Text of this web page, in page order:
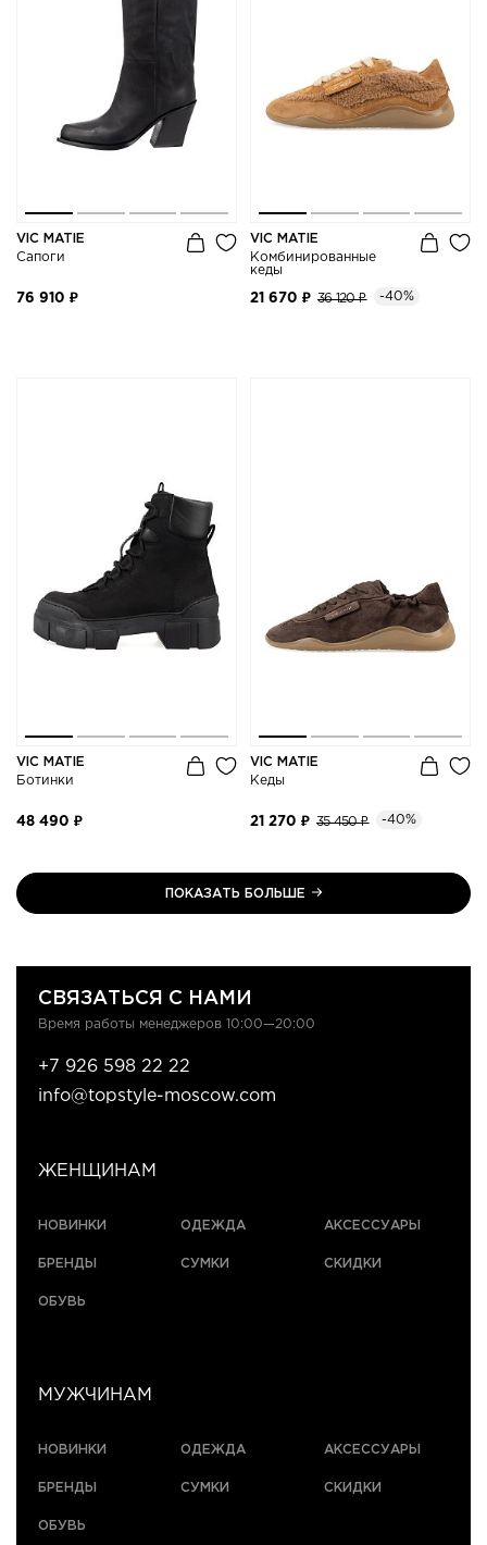
VIC MATIE
Сапоги
76 910 ₽
VIC MATIE
Комбинированные
кеды
21 670 ₽ 36 120 ₽ -40%
VIC MATIE
Ботинки
48 490 ₽
VIC MATIE
Кеды
21 270 ₽ 35 450 ₽ -40%
ПОКАЗАТЬ БОЛЬШЕ
ЖЕНЩИНАМ
НОВИНКИ
БРЕНДЫ
ОБУВЬ
ОДЕЖДА
СУМКИ
АКСЕССУАРЫ
СКИДКИ
МУЖЧИНАМ
НОВИНКИ
БРЕНДЫ
ОБУВЬ
ОДЕЖДА
СУМКИ
АКСЕССУАРЫ
СКИДКИ
СВЯЗАТЬСЯ С НАМИ
Время работы менеджеров 10:00—20:00
+7 926 598 22 22
info@topstyle-moscow.com